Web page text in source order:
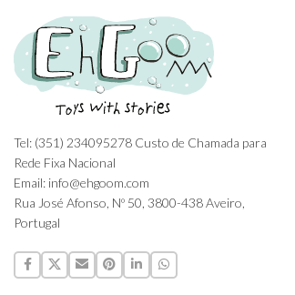
Tel: (351) 234095278 Custo de Chamada para
Rede Fixa Nacional
Email: info@ehgoom.com
Rua José Afonso, Nº 50, 3800-438 Aveiro,
Portugal